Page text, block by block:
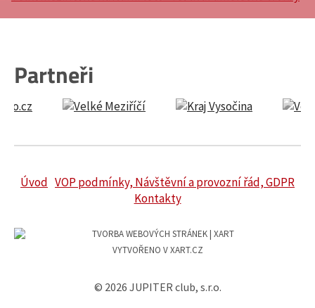
Partneři
Úvod VOP podmínky, Návštěvní a provozní řád, GDPR
Kontakty
VYTVOŘENO V XART.CZ
© 2026 JUPITER club, s.r.o.